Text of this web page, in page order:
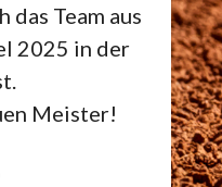
das Team aus
2025 in der
Meister!